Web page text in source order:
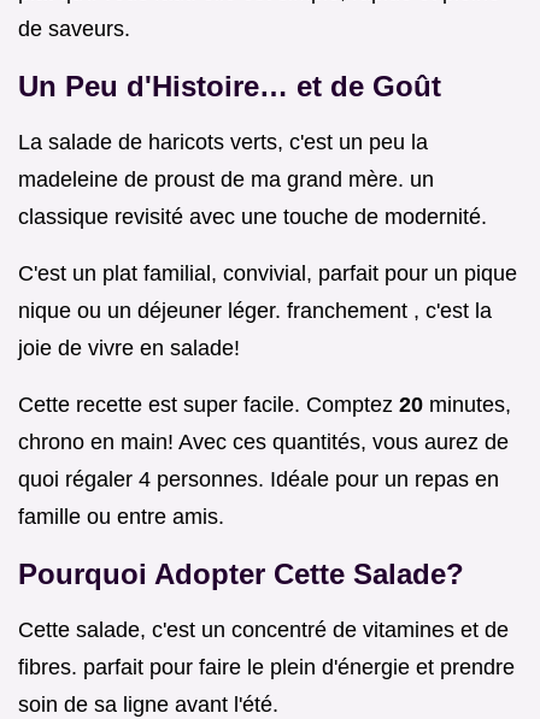
de saveurs.
Un Peu d'Histoire… et de Goût
La salade de haricots verts, c'est un peu la
madeleine de proust de ma grand mère. un
classique revisité avec une touche de modernité.
C'est un plat familial, convivial, parfait pour un pique
nique ou un déjeuner léger. franchement , c'est la
joie de vivre en salade!
Cette recette est super facile. Comptez 20 minutes,
chrono en main! Avec ces quantités, vous aurez de
quoi régaler 4 personnes. Idéale pour un repas en
famille ou entre amis.
Pourquoi Adopter Cette Salade?
Cette salade, c'est un concentré de vitamines et de
fibres. parfait pour faire le plein d'énergie et prendre
soin de sa ligne avant l'été.